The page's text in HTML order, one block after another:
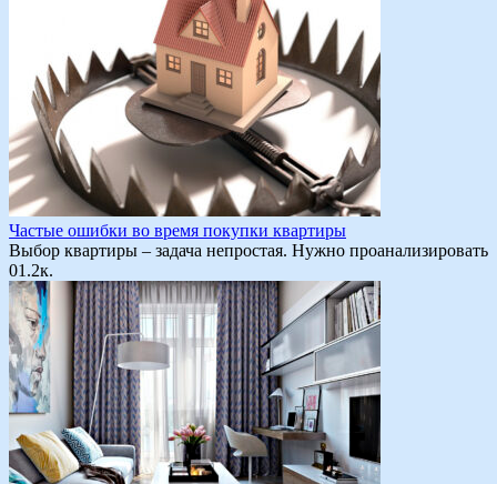
Частые ошибки во время покупки квартиры
Выбор квартиры – задача непростая. Нужно проанализировать
01.2к.